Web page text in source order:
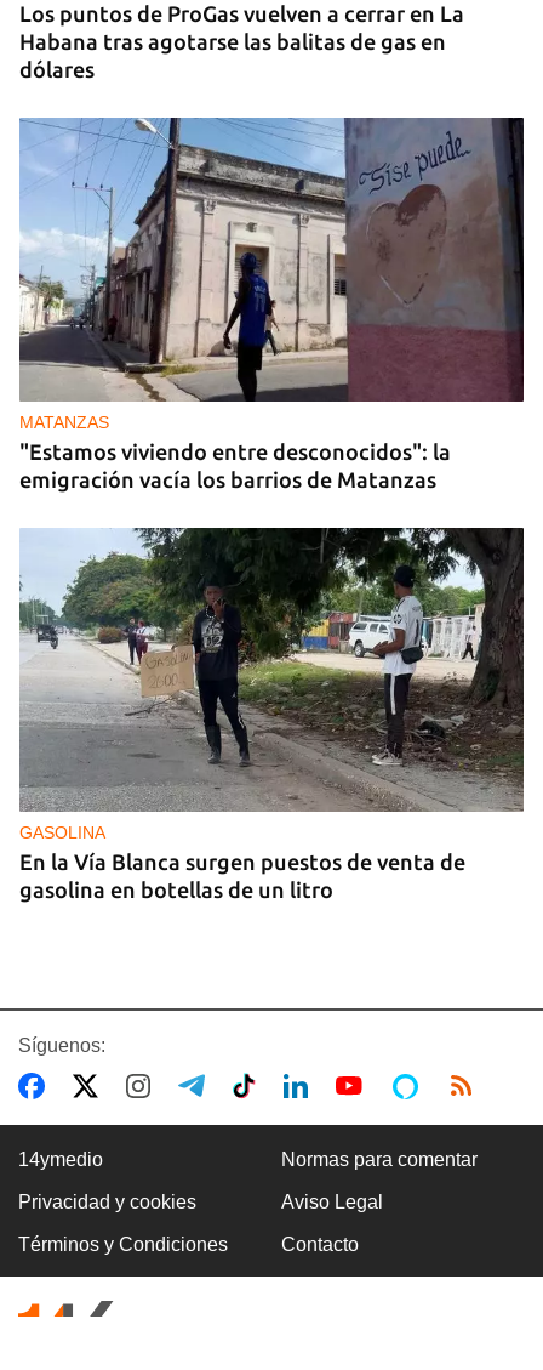
Los puntos de ProGas vuelven a cerrar en La
Habana tras agotarse las balitas de gas en
dólares
MATANZAS
"Estamos viviendo entre desconocidos": la
emigración vacía los barrios de Matanzas
GASOLINA
En la Vía Blanca surgen puestos de venta de
gasolina en botellas de un litro
Premio Literario Lourdes Gil 2026 en Poesía
Síguenos:
14ymedio Normas para comentar
Privacidad y cookies Aviso Legal
Términos y Condiciones Contacto